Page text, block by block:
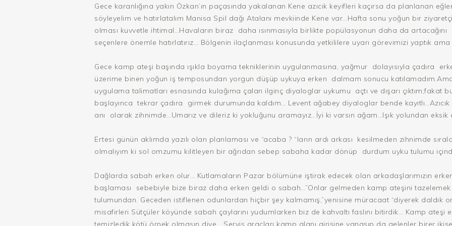
Gece karanlığına yakın Özkan’ın paçasında yakalanan Kene azıcık keyifleri kaçırsa da planlanan
söyleyelim ve hatırlatalım Manisa Spil dağı Atalanı mevkiinde Kene var…Hafta sonu yoğun bir
olması kuvvetle ihtimal…Havaların biraz daha ısınmasıyla birlikte popülasyonun daha da artacağını
seçenlere önemle hatırlatırız… Bölgenin ilaçlanması konusunda yetkililere uyarı görevimizi yaptık
Gece kamp ateşi başında ışıkla boyama tekniklerinin uygulanmasına, yağmur dolayısıyla çadıra
üzerime binen yoğun iş temposundan yorgun düşüp uykuya erken dalmam sonucu
uygulama talimatları esnasında kulağıma çalan ilginç diyaloglar uykumu açtı ve dışarı çıktım;fakat
başlayınca tekrar çadıra girmek durumunda kaldım… Levent ağabey diyaloglar bende
anı olarak zihnimde…Umarız ve dileriz ki yokluğunu aramayız…İyi ki varsın ağam…Işık yolundan eksik
Ertesi günün aklımda yazılı olan planlaması ve “acaba ? “ların ardı arkası kesilmeden zihnimde
olmalıyım ki sol omzumu kilitleyen bir ağrıdan sebep sabaha kadar dönüp durdum uyku tulumu
Dağlarda sabah erken olur… Kutlamaların Pazar bölümüne iştirak edecek olan arkadaşlarımızın
başlaması sebebiyle bize biraz daha erken geldi o sabah…”Onlar gelmeden kamp ateşini tazelemek
tulumundan. Geceden istiflenen odunlardan hiçbir şey kalmamış,”yenisine müracaat “diyerek daldık
misafirleri Sütçüler köyünde sabah çaylarını yudumlarken biz de kahvaltı faslını bitirdik… Kamp
temizledik kötü örnek olmasın diye… Servis araçları kamp alanı girişine yanaşıp da gelenler birer